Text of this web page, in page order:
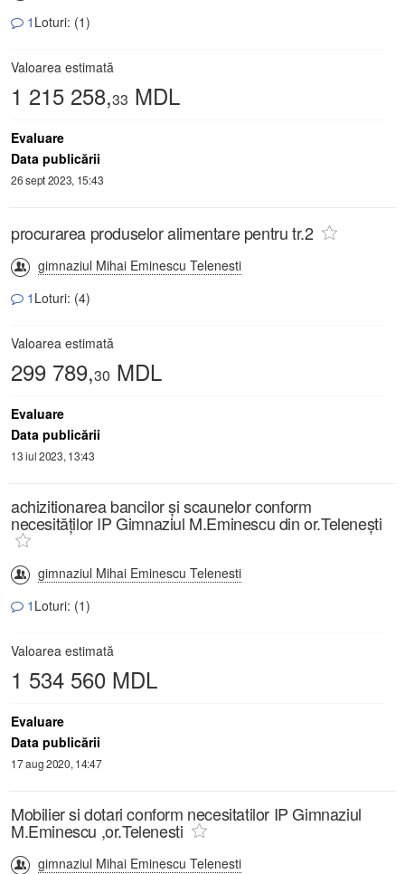
1 Loturi: (1)
Valoarea estimată
1 215 258,33 MDL
Evaluare
Data publicării
26 sept 2023, 15:43
procurarea produselor alimentare pentru tr.2
gimnaziul Mihai Eminescu Telenesti
1 Loturi: (4)
Valoarea estimată
299 789,30 MDL
Evaluare
Data publicării
13 iul 2023, 13:43
achizitionarea bancilor și scaunelor conform
necesităților IP Gimnaziul M.Eminescu din or.Telenești
gimnaziul Mihai Eminescu Telenesti
1 Loturi: (1)
Valoarea estimată
1 534 560 MDL
Evaluare
Data publicării
17 aug 2020, 14:47
Mobilier si dotari conform necesitatilor IP Gimnaziul
M.Eminescu ,or.Telenesti
gimnaziul Mihai Eminescu Telenesti